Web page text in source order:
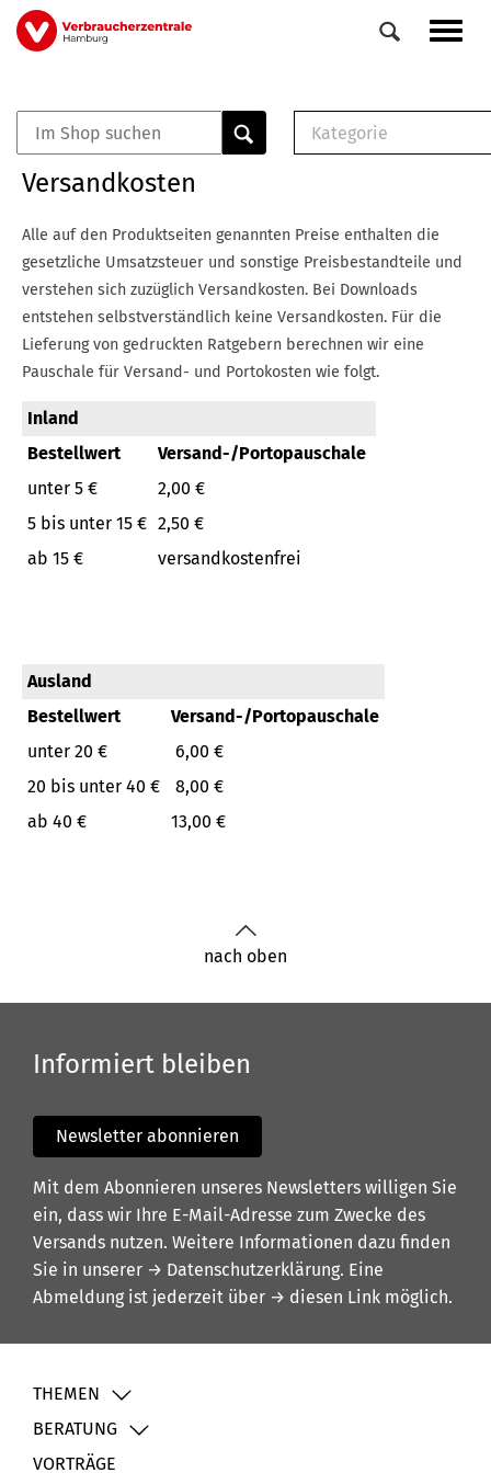
Direkt
zum
Veranstaltungen
0
Kategorie
E-Broschüre
Checklisten (PDF)
Broschüre
Buch
Versandkosten
Alle auf den Produktseiten genannten Preise enthalten die
gesetzliche Umsatzsteuer und sonstige Preisbestandteile und
verstehen sich zuzüglich Versandkosten. Bei Downloads
entstehen selbstverständlich keine Versandkosten. Für die
Lieferung von gedruckten Ratgebern berechnen wir eine
Pauschale für Versand- und Portokosten wie folgt.
Inland
Bestellwert
Versand-/Portopauschale
unter 5 €
2,00 €
5 bis unter 15 € 2,50 €
ab 15 €
versandkostenfrei
Ausland
Bestellwert
Versand-/Portopauschale
unter 20 €
6,00 €
20 bis unter 40 €
8,00 €
ab 40 €
13,00 €
nach oben
Informiert bleiben
Newsletter abonnieren
Mit dem Abonnieren unseres Newsletters willigen Sie
ein, dass wir Ihre E-Mail-Adresse zum Zwecke des
Versands nutzen. Weitere Informationen dazu finden
Sie in unserer → Datenschutzerklärung. Eine
Abmeldung ist jederzeit über → diesen Link möglich.
THEMEN
BERATUNG
VORTRÄGE